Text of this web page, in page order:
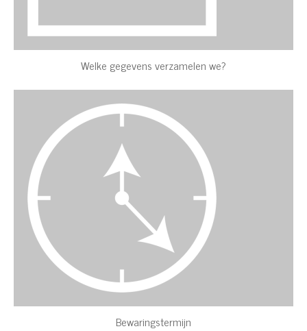
Welke gegevens verzamelen we?
Bewaringstermijn